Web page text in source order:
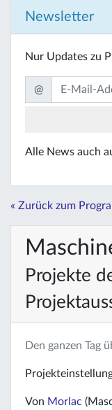
Newsletter
Nur Updates zu
@
Alle News auch
« Zurück zum
Projekte
Den ganzen Tag
Von Morlac